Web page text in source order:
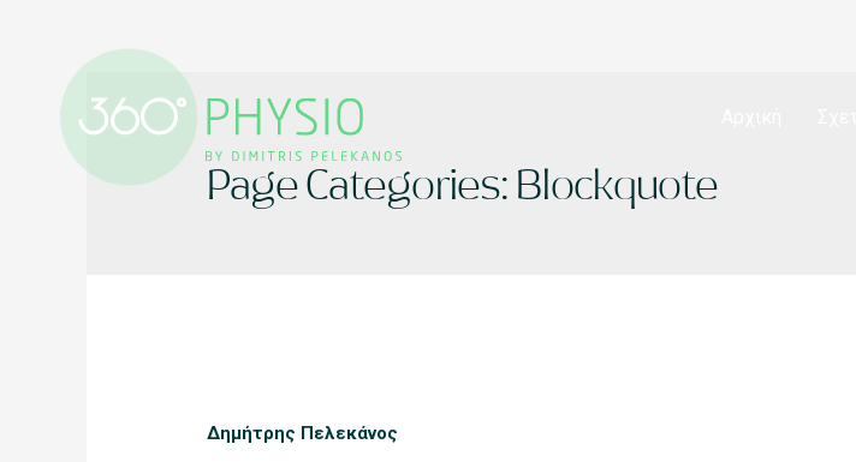
Page Categories: Blockquote
Δημήτρης Πελεκάνος